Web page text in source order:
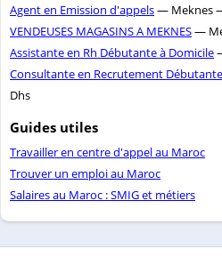
Agent en Emission d'appels— Meknes
VENDEUSES MAGASINS A MEKNES—
Assistante en Rh Débutante à Domicile
Consultante en Recrutement
Dhs
Guides utiles
Travailler en centre d'appel au Maroc
Trouver un emploi au Maroc
Salaires au Maroc : SMIG et métiers